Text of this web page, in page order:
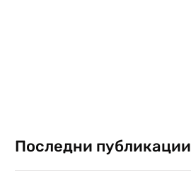
Последни публикации